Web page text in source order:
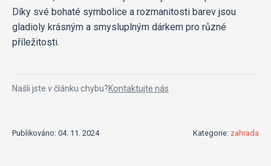
Díky své bohaté symbolice a rozmanitosti barev jsou
gladioly krásným a smysluplným dárkem pro různé
příležitosti.
Našli jste v článku chybu?Kontaktujte nás
Publikováno: 04. 11. 2024 Kategorie: zahrada